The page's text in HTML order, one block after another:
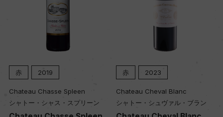
赤 2019
Chateau Chasse Spleen
シャトー・シャス・スプリーン
赤 2023
Chateau Cheval Blanc
シャトー・シュヴァル・ブラン